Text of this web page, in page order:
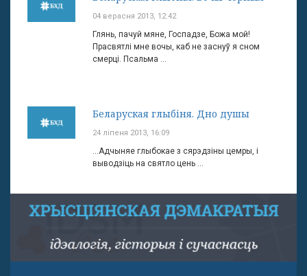
04 верасня 2013, 12:42
Глянь, пачуй мяне, Госпадзе, Божа мой!
Прасвятлі мне вочы, каб не заснуў я сном
смерці. Псальма ...
Беларуская глыбіня. Дно душы
24 ліпеня 2013, 16:09
…Адчыняе глыбокае з сярэдзіны цемры, і
выводзіць на святло цень ...